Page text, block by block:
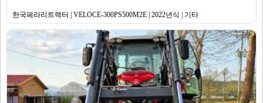
한국페라리트랙터 | VELOCE-300PS500M2E | 2022년식 | 기타